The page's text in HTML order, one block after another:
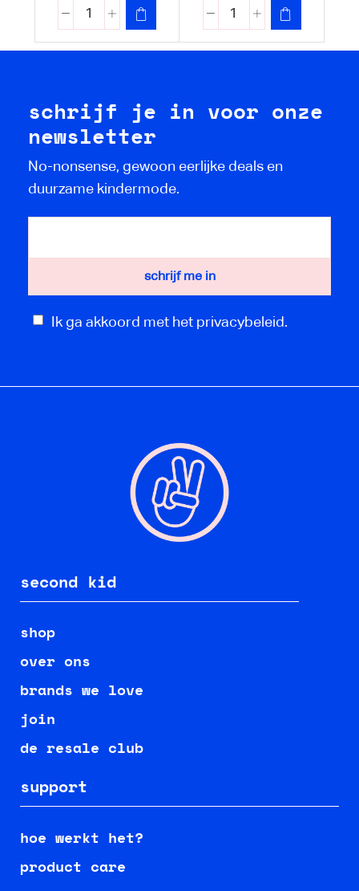
schrijf je in voor onze
newsletter
No-nonsense, gewoon eerlijke deals en
duurzame kindermode.
Ik ga akkoord met het privacybeleid.
second kid
shop
over ons
brands we love
join
de resale club
support
hoe werkt het?
product care